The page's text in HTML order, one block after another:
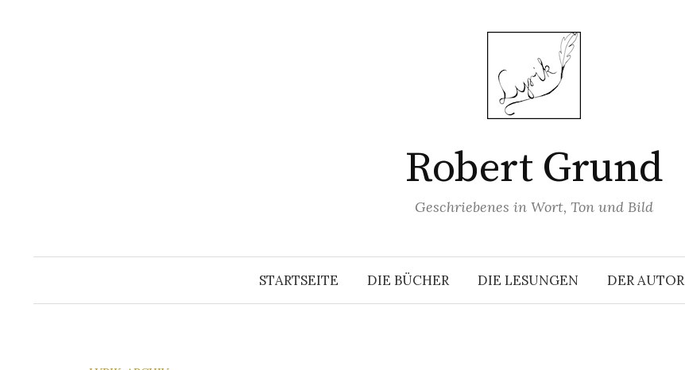
Robert Grund
Geschriebenes in Wort, Ton und Bild
STARTSEITE DIE BÜCHER DIE LESUNGEN DER AUTOR